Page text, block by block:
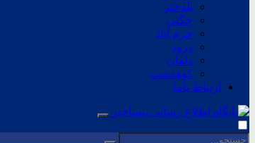
پلدختر
چگنی
خرم آباد
درود
دلفان
کوهدشت
ارتباط باما